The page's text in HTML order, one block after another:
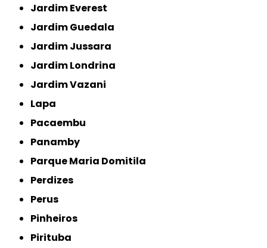
Jardim Everest
Jardim Guedala
Jardim Jussara
Jardim Londrina
Jardim Vazani
Lapa
Pacaembu
Panamby
Parque Maria Domitila
Perdizes
Perus
Pinheiros
Pirituba